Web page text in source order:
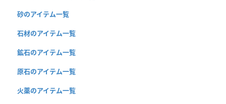
砂のアイテム一覧
石材のアイテム一覧
鉱石のアイテム一覧
原石のアイテム一覧
火薬のアイテム一覧